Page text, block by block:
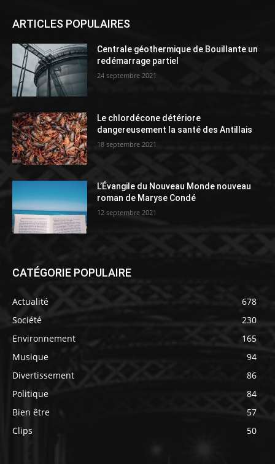
ARTICLES POPULAIRES
Centrale géothermique de Bouillante un
redémarrage partiel
24 septembre 2021
Le chlordécone détériore
dangereusement la santé des Antillais
18 septembre 2021
L’Évangile du Nouveau Monde nouveau
roman de Maryse Condé
12 septembre 2021
CATÉGORIE POPULAIRE
Actualité
678
Société
230
Environnement
165
Musique
94
Divertissement
86
Politique
84
Bien être
57
Clips
50